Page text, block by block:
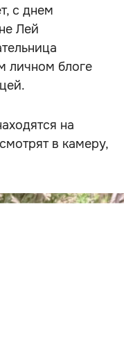
с днем
Лей
личном блоге
на
в камеру,